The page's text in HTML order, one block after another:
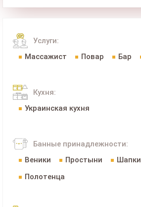
Услуги:
Массажист
Повар Бар
Кухня:
Украинская кухня
Банные принадлежности:
Веники
Простыни Шапки
Полотенца